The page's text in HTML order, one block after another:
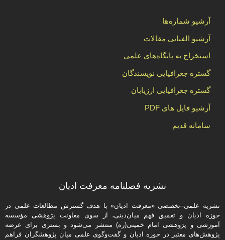
آرشیو شماره‌ها
آرشیو الفبایی مقالات
استخراج به پایگاه‌های علمی
گستره جغرافیایی نویسندگان
گستره جغرافیایی ارزیابان
آرشیو فایل های PDF
سامانه قدیم
نشریه فصلنامه معرفت ادیان
نشریه علمی–تخصصی «معرفت ادیان» با هدف گسترش مطالعات علمی در
حوزه ادیان و تعمیق فهم میان‌دینی، از سوی معاونت پژوهشی مؤسسه
آموزشی و پژوهشی امام خمینی(ره) منتشر می‌شود و بستری برای عرضه
پژوهش‌های معتبر در حوزه ادیان و گفت‌وگوی علمی میان پژوهشگران فراهم